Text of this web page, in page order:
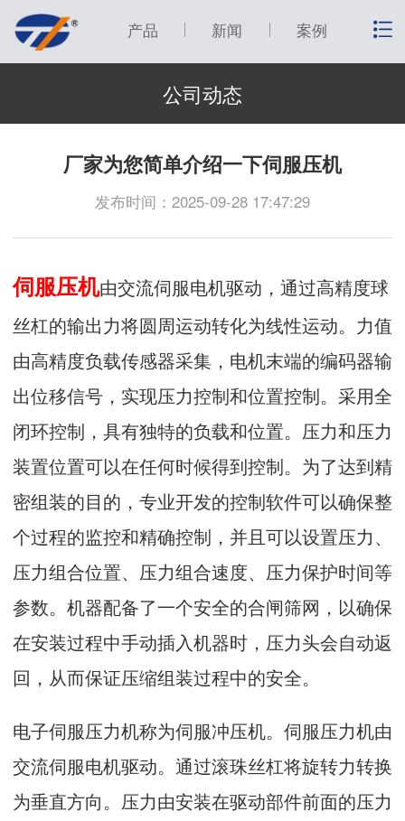
产品 新闻 案例
公司动态
厂家为您简单介绍一下伺服压机
发布时间：2025-09-28 17:47:29
伺服压机由交流伺服电机驱动，通过高精度球
丝杠的输出力将圆周运动转化为线性运动。力值
由高精度负载传感器采集，电机末端的编码器输
出位移信号，实现压力控制和位置控制。采用全
闭环控制，具有独特的负载和位置。压力和压力
装置位置可以在任何时候得到控制。为了达到精
密组装的目的，专业开发的控制软件可以确保整
个过程的监控和精确控制，并且可以设置压力、
压力组合位置、压力组合速度、压力保护时间等
参数。机器配备了一个安全的合闸筛网，以确保
在安装过程中手动插入机器时，压力头会自动返
回，从而保证压缩组装过程中的安全。
电子伺服压力机称为伺服冲压机。伺服压力机由
交流伺服电机驱动。通过滚珠丝杠将旋转力转换
为垂直方向。压力由安装在驱动部件前面的压力